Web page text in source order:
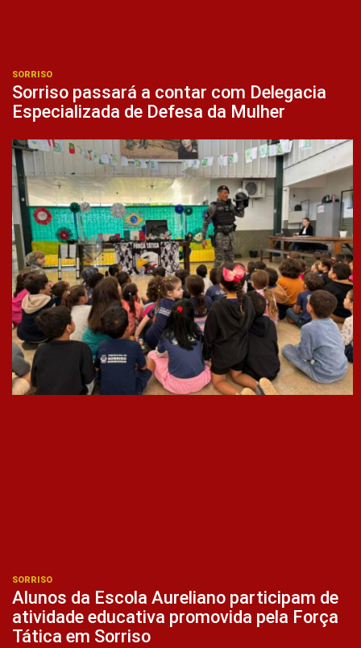
SORRISO
Sorriso passará a contar com Delegacia
Especializada de Defesa da Mulher
SORRISO
Alunos da Escola Aureliano participam de
atividade educativa promovida pela Força
Tática em Sorriso